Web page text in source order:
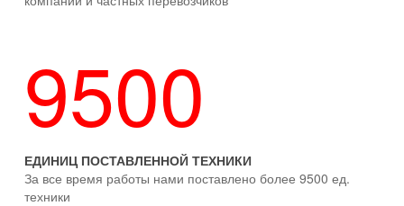
9500
ЕДИНИЦ ПОСТАВЛЕННОЙ ТЕХНИКИ
За все время работы нами поставлено более 9500 ед.
техники